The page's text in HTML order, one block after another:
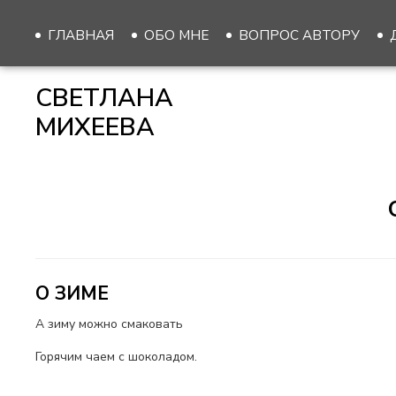
ГЛАВНАЯ ОБО МНЕ ВОПРОС АВТОРУ
СВЕТЛАНА
МИХЕЕВА
О ЗИМЕ
А зиму можно смаковать
Горячим чаем с шоколадом.